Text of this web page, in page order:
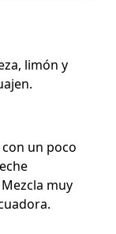
limón y
con un poco
muy